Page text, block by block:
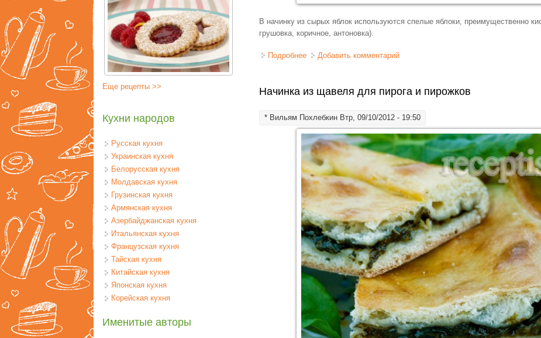
В начинку из сырых яблок используются спелые яблоки, преимущественно
грушовка, коричное, антоновка).
Подробнее о Начинка из яблок для пирогов и пирожков
Добавить комментарий
Начинка из щавеля для пирога и пирожков
* Вильям Похлебкин Втр, 09/10/2012 - 19:50
Еще рецепты >>
Кухни народов
Русская кухня
Украинская кухня
Белорусская кухня
Молдавская кухня
Грузинская кухня
Армянская кухня
Азербайджанская кухня
Итальянская кухня
Французская кухня
Тайская кухня
Китайская кухня
Японская кухня
Корейская кухня
Именитые авторы